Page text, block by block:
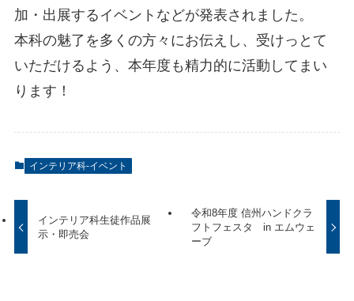
加・出展するイベントなどが発表されました。
本科の魅了を多くの方々にお伝えし、受けっとて
いただけるよう、本年度も精力的に活動してまい
ります！
インテリア科-イベント
インテリア科生徒作品展
示・即売会
令和8年度 信州ハンドクラ
フトフェスタ in エムウェ
ーブ